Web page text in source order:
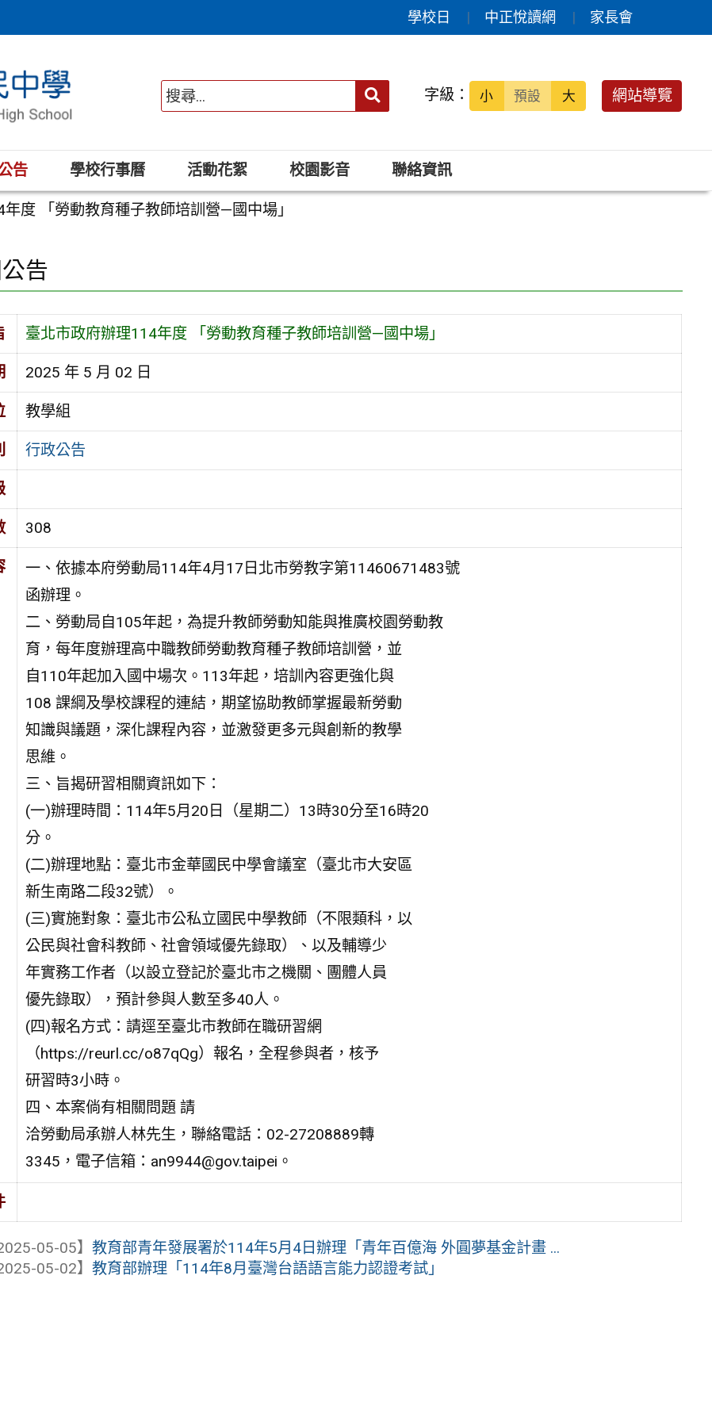
學校日 中正悅讀網 家長會
送出 字級： 小 預設 大 網站導覽
告 學校行事曆 活動花絮 校園影音 聯絡資訊
度 「勞動教育種子教師培訓營—國中場」
告
臺北市政府辦理114年度 「勞動教育種子教師培訓營—國中場」
2025 年 5 月 02 日
教學組
行政公告
308
一、依據本府勞動局114年4月17日北市勞教字第11460671483號
函辦理。
二、勞動局自105年起，為提升教師勞動知能與推廣校園勞動教
育，每年度辦理高中職教師勞動教育種子教師培訓營，並
自110年起加入國中場次。113年起，培訓內容更強化與
108 課綱及學校課程的連結，期望協助教師掌握最新勞動
知識與議題，深化課程內容，並激發更多元與創新的教學
思維。
三、旨揭研習相關資訊如下：
(一)辦理時間：114年5月20日（星期二）13時30分至16時20
分。
(二)辦理地點：臺北市金華國民中學會議室（臺北市大安區
新生南路二段32號）。
(三)實施對象：臺北市公私立國民中學教師（不限類科，以
公民與社會科教師、社會領域優先錄取）、以及輔導少
年實務工作者（以設立登記於臺北市之機關、團體人員
優先錄取），預計參與人數至多40人。
(四)報名方式：請逕至臺北市教師在職研習網
（https://reurl.cc/o87qQg）報名，全程參與者，核予
研習時3小時。
四、本案倘有相關問題 請
洽勞動局承辦人林先生，聯絡電話：02-27208889轉
3345，電子信箱：an9944@gov.taipei。
2025-05-05】教育部青年發展署於114年5月4日辦理「青年百億海 外圓夢基金計畫 ...
2025-05-02】教育部辦理「114年8月臺灣台語語言能力認證考試」